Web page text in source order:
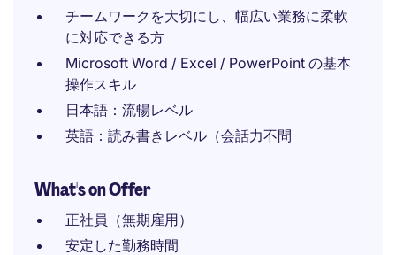
チームワークを大切にし、幅広い業務に柔軟
に対応できる方
Microsoft Word / Excel / PowerPoint の基本
操作スキル
日本語：流暢レベル
英語：読み書きレベル（会話力不問
What's on Offer
正社員（無期雇用）
安定した勤務時間